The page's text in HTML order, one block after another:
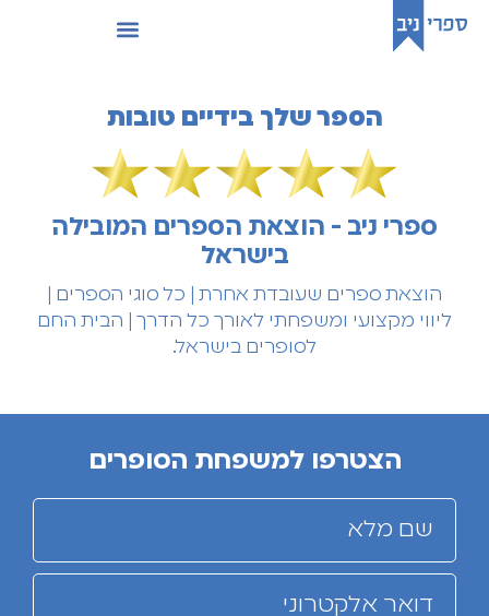
הספר שלך בידיים טובות
ספרי ניב - הוצאת הספרים המובילה
בישראל
הוצאת ספרים שעובדת אחרת | כל סוגי הספרים |
ליווי מקצועי ומשפחתי לאורך כל הדרך | הבית החם
לסופרים בישראל.
הצטרפו למשפחת הסופרים